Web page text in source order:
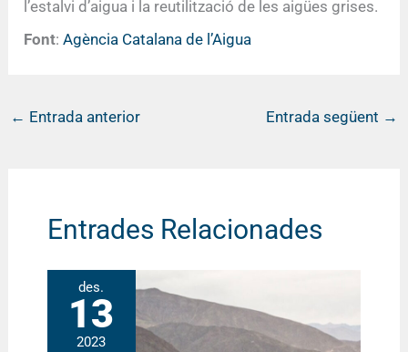
l’estalvi d’aigua i la reutilització de les aigües grises.
Font:Agència Catalana de l’Aigua
← Entrada anterior Entrada següent →
Entrades Relacionades
des.
13
2023